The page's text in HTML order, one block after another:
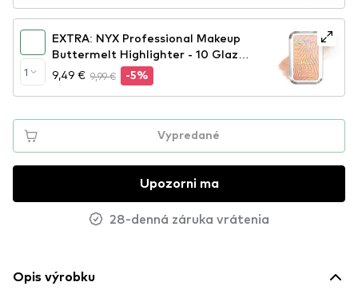
1
EXTRA: NYX Professional Makeup
Buttermelt Highlighter - 10 Glaze
It Butta
9,49 € 9,99 € -5%
Vypredané
Upozorni ma
28-denná záruka vrátenia
Opis výrobku